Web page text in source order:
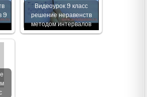
9
Видеоурок 9 класс
решение неравенств
методом интервалов